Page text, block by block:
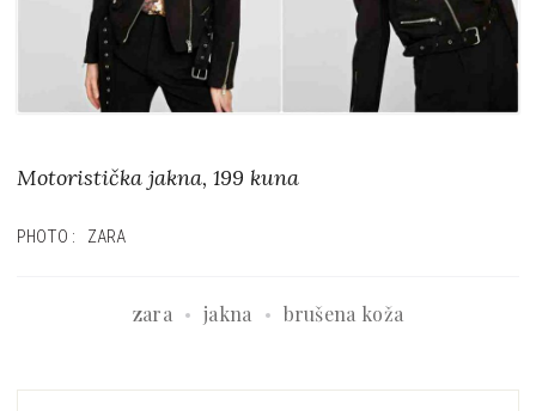
Motoristička jakna, 199 kuna
PHOTO: ZARA
zara jakna brušena koža